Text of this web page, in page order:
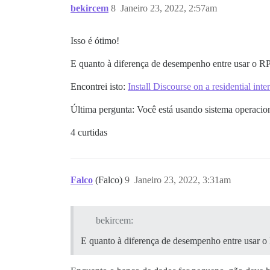
bekircem Janeiro 23, 2022, 2:57am
8
Isso é ótimo!
E quanto à diferença de desempenho entre usar o
Encontrei isto: Install Discourse on a residential
Última pergunta: Você está usando sistema
4 curtidas
Falco (Falco) Janeiro 23, 2022, 3:31am
9
bekircem:
E quanto à diferença de desempenho entre usar